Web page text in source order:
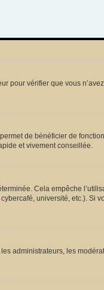
pour vérifier que vous
de bénéficier de
et vivement conseillée.
Cela empêche
université, etc.). Si
administrateurs, les